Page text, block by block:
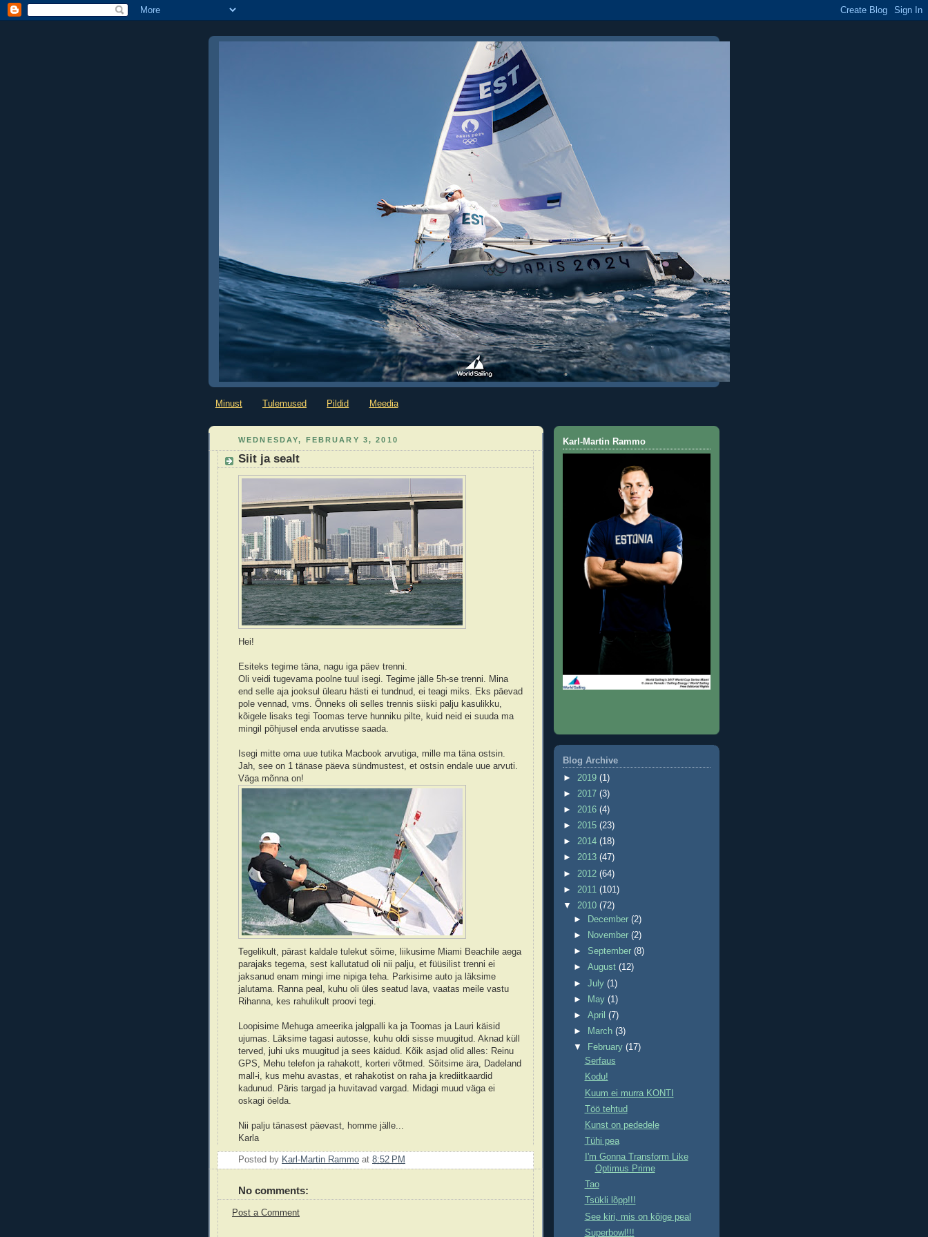
Minust Tulemused Pildid Meedia
WEDNESDAY, FEBRUARY 3, 2010
Siit ja sealt
Hei!
Esiteks tegime täna, nagu iga päev trenni.
Oli veidi tugevama poolne tuul isegi. Tegime jälle 5h-se trenni. Mina
end selle aja jooksul ülearu hästi ei tundnud, ei teagi miks. Eks päevad
pole vennad, vms. Õnneks oli selles trennis siiski palju kasulikku,
kõigele lisaks tegi Toomas terve hunniku pilte, kuid neid ei suuda ma
mingil põhjusel enda arvutisse saada.
Isegi mitte oma uue tutika Macbook arvutiga, mille ma täna ostsin.
Jah, see on 1 tänase päeva sündmustest, et ostsin endale uue arvuti.
Väga mõnna on!
Tegelikult, pärast kaldale tulekut sõime, liikusime Miami Beachile aega
parajaks tegema, sest kallutatud oli nii palju, et füüsilist trenni ei
jaksanud enam mingi ime nipiga teha. Parkisime auto ja läksime
jalutama. Ranna peal, kuhu oli üles seatud lava, vaatas meile vastu
Rihanna, kes rahulikult proovi tegi.
Loopisime Mehuga ameerika jalgpalli ka ja Toomas ja Lauri käisid
ujumas. Läksime tagasi autosse, kuhu oldi sisse muugitud. Aknad küll
terved, juhi uks muugitud ja sees käidud. Kõik asjad olid alles: Reinu
GPS, Mehu telefon ja rahakott, korteri võtmed. Sõitsime ära, Dadeland
mall-i, kus mehu avastas, et rahakotist on raha ja krediitkaardid
kadunud. Päris targad ja huvitavad vargad. Midagi muud väga ei
oskagi öelda.
Nii palju tänasest päevast, homme jälle...
Karla
Posted by Karl-Martin Rammo at 8:52 PM
No comments:
Post a Comment
Karl-Martin Rammo
Blog Archive
► 2019 (1)
► 2017 (3)
► 2016 (4)
► 2015 (23)
► 2014 (18)
► 2013 (47)
► 2012 (64)
► 2011 (101)
▼ 2010 (72)
►
December(2)
►
November(2)
► September(8)
►August(12)
►July(1)
►
May(1)
►April(7)
►
March(3)
▼
February(17)
Serfaus
Kodu!
Kuum ei murra KONTI
Töö tehtud
Kunst on pededele
Tühi pea
I'm Gonna Transform Like
Optimus Prime
Tao
Tsükli lõpp!!!
See kiri, mis on kõige peal
Superbowl!!!